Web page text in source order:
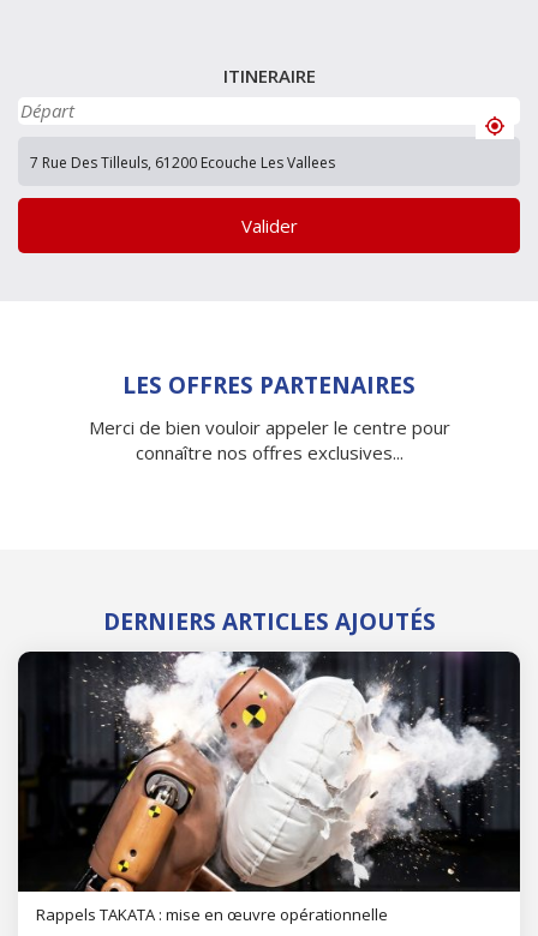
ITINERAIRE
Valider
LES OFFRES PARTENAIRES
Merci de bien vouloir appeler le centre pour
connaître nos offres exclusives...
DERNIERS ARTICLES AJOUTÉS
Rappels TAKATA : mise en œuvre opérationnelle